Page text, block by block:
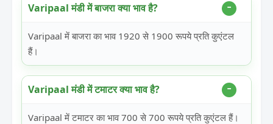
Varipaal मंडी में बाजरा क्या भाव है?
Varipaal में बाजरा का भाव 1920 से 1900 रूपये प्रति कुएंटल
हैं।
Varipaal मंडी में टमाटर क्या भाव है?
Varipaal में टमाटर का भाव 700 से 700 रूपये प्रति कुएंटल हैं।